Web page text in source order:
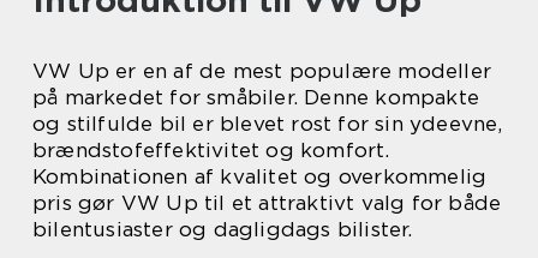
VW Up er en af de mest populære modeller
på markedet for småbiler. Denne kompakte
og stilfulde bil er blevet rost for sin ydeevne,
brændstofeffektivitet og komfort.
Kombinationen af kvalitet og overkommelig
pris gør VW Up til et attraktivt valg for både
bilentusiaster og dagligdags bilister.